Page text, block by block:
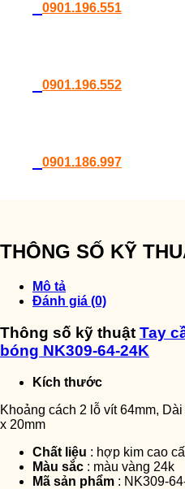
0901.196.551
0901.196.552
0901.186.997
THÔNG SỐ KỸ
Mô tả
Đánh giá (0)
Thông số kỹ thuật Tay
bóng NK309-64-24K
Kích thước
Khoảng cách 2 lỗ vít 64mm,
x 20mm
Chất liệu : hợp kim cao
Màu sắc : màu vàng 24k
Mã sản phẩm : NK309-